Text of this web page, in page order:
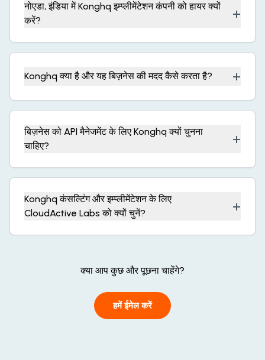
नोएडा, इंडिया में Konghq इम्प्लीमेंटेशन कंपनी को हायर क्यों
करें?
+
Konghq क्या है और यह बिज़नेस की मदद कैसे करता है? +
बिज़नेस को API मैनेजमेंट के लिए Konghq क्यों चुनना
चाहिए?
+
Konghq कंसल्टिंग और इम्प्लीमेंटेशन के लिए
CloudActive Labs को क्यों चुनें?
+
क्या आप कुछ और पूछना चाहेंगे?
हमें ईमेल करें